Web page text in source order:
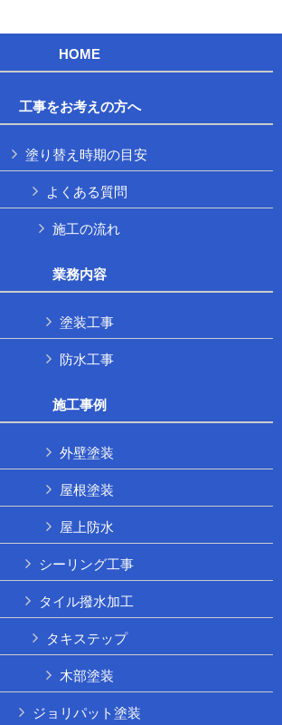
HOME
工事をお考えの方へ
塗り替え時期の目安
よくある質問
施工の流れ
業務内容
塗装工事
防水工事
施工事例
外壁塗装
屋根塗装
屋上防水
シーリング工事
タイル撥水加工
タキステップ
木部塗装
ジョリパット塗装